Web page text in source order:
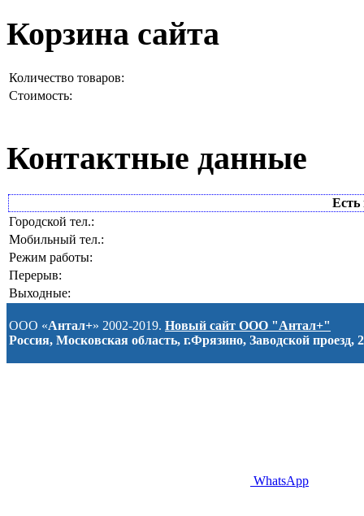
Корзина сайта
Количество товаров:
Стоимость:
Контактные данные
Есть
Городской тел.:
Мобильный тел.:
Режим работы:
Перерыв:
Выходные:
ООО «Антал+» 2002-2019. Новый сайт ООО "Антал+"
Россия, Московская область, г.Фрязино, Заводской проезд, 2
WhatsApp